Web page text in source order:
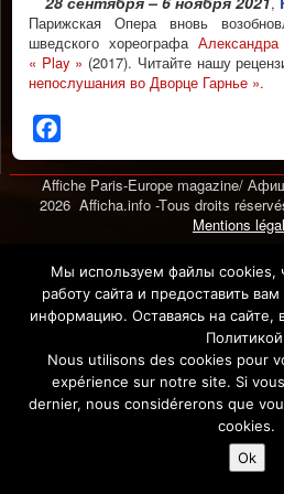
Парижская Опера вновь
шведского хореографа
« Play » (2017). Читайте нашу
непослушания во Дворце Гарнье ».
Affiche Paris-Europe magazine/
2026 Afficha.info -Tous droits
Mentions
Мы используем файлы cookies,
работу сайта и предоставить
информацию. Оставаясь на сайте,
Nous utilisons des cookies pour
expérience sur notre site. Si
dernier, nous considérerons que
cookies.
Ok